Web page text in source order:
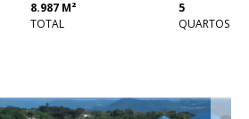
8.987 M²
TOTAL
5
QUARTOS